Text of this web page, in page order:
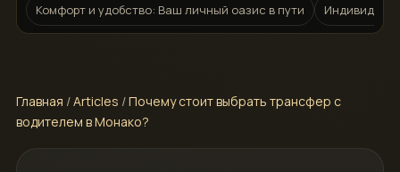
Комфорт и удобство: Ваш личный оазис в пути
Главная /Articles /Почему стоит выбрать трансфер с
водителем в Монако?